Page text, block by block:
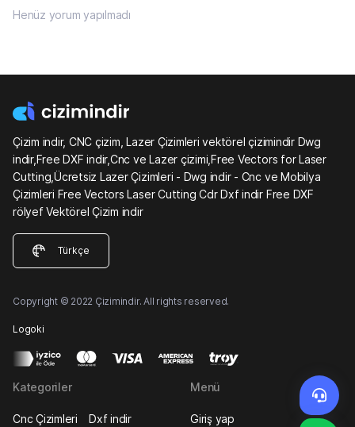
Henüz yorum yapılmadı
Çizim indir, CNC çizim, Lazer Çizimleri vektörel çizimindir Dwg
indir,Free DXF indir,Cnc ve Lazer çizimi,Free Vectors for Laser
Cutting,Ücretsiz Lazer Çizimleri - Dwg indir - Cnc ve Mobilya
Çizimleri Free Vectors Laser Cutting Cdr Dxf indir Free DXF
rölyef Vektörel Çizim indir
Türkçe
Copyright © 2022 Çizimindir. All rights reserved.
Logoki
Kategoriler
Cnc Çizimleri Dxf indir
Menü
Giriş yap